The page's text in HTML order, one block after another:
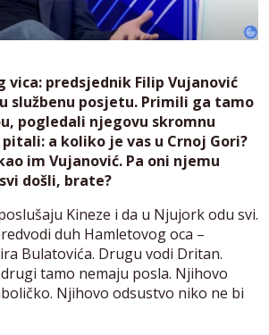
vica: predsjednik Filip Vujanović
službenu posjetu. Primili ga tamo
pogledali njegovu skromnu
a koliko je vas u Crnoj Gori?
im Vujanović. Pa oni njemu
došli, brate?
Kineze i da u Njujork odu svi.
duh Hamletovog oca –
Bulatovića. Drugu vodi Dritan.
tamo nemaju posla. Njihovo
Njihovo odsustvo niko ne bi